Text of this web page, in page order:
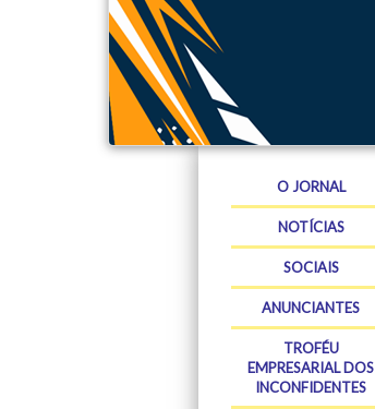
O JORNAL
NOTÍCIAS
SOCIAIS
ANUNCIANTES
TROFÉU
EMPRESARIAL DOS
INCONFIDENTES